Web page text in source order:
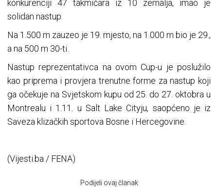
konkurenciji 47 takmičara iz 10 zemalja, imao je
solidan nastup.
Na 1.500 m zauzeo je 19. mjesto, na 1.000 m bio je 29.,
a na 500 m 30-ti.
Nastup reprezentativca na ovom Cup-u je poslužilo
kao priprema i provjera trenutne forme za nastup koji
ga očekuje na Svjetskom kupu od 25. do 27. oktobra u
Montrealu i 1.11. u Salt Lake Cityju, saopćeno je iz
Saveza klizačkih sportova Bosne i Hercegovine.
(Vijesti.ba / FENA)
Podijeli ovaj članak